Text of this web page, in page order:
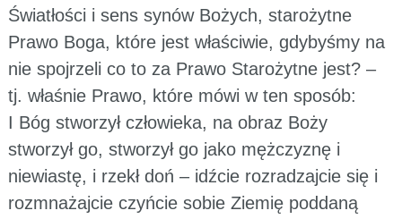
Światłości i sens synów Bożych, starożytne
Prawo Boga, które jest właściwie, gdybyśmy na
nie spojrzeli co to za Prawo Starożytne jest? –
tj. właśnie Prawo, które mówi w ten sposób:
I Bóg stworzył człowieka, na obraz Boży
stworzył go, stworzył go jako mężczyznę i
niewiastę, i rzekł doń – idźcie rozradzajcie się i
rozmnażajcie czyńcie sobie Ziemię poddaną